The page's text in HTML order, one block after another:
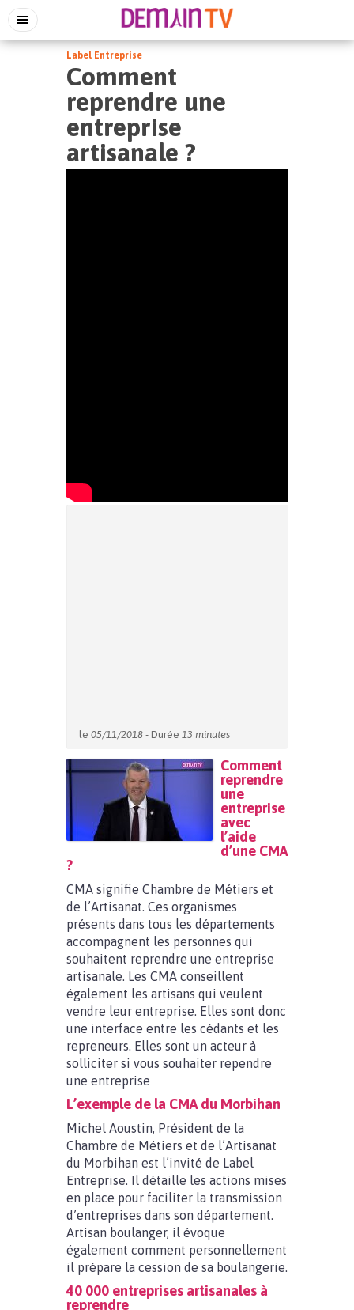
Label Entreprise
Comment
reprendre une
entreprise
artisanale ?
le 05/11/2018 - Durée 13 minutes
Comment
reprendre
une
entreprise
avec
l’aide
d’une CMA
?
CMA signifie Chambre de Métiers et
de l’Artisanat. Ces organismes
présents dans tous les départements
accompagnent les personnes qui
souhaitent reprendre une entreprise
artisanale. Les CMA conseillent
également les artisans qui veulent
vendre leur entreprise. Elles sont donc
une interface entre les cédants et les
repreneurs. Elles sont un acteur à
solliciter si vous souhaiter rependre
une entreprise
L’exemple de la CMA du Morbihan
Michel Aoustin, Président de la
Chambre de Métiers et de l’Artisanat
du Morbihan est l’invité de Label
Entreprise. Il détaille les actions mises
en place pour faciliter la transmission
d’entreprises dans son département.
Artisan boulanger, il évoque
également comment personnellement
il prépare la cession de sa boulangerie.
40 000 entreprises artisanales à
reprendre